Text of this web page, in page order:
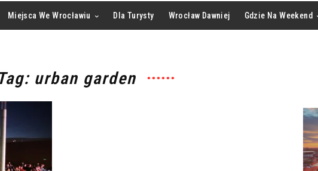
Miejsca We Wrocławiu Dla Turysty Wrocław Dawniej Gdzie Na Weekend
Tag: urban garden